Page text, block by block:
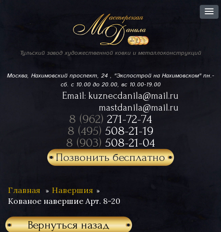
Тульский завод художественной ковки и металлоконструкций
Москва, Нахимовский проспект, 24 , "Экспострой на Нахимовском"пн.-
сб. с 10.00 до 20.00, вс 10.00-19.00
Email: kuznecdanila@mail.ru
mastdanila@mail.ru
8 (962) 271-72-74
8 (495) 508-21-19
8 (903) 508-21-04
Позвонить бесплатно
Главная
Навершия
Кованое навершие Арт. 8-20
Вернуться назад